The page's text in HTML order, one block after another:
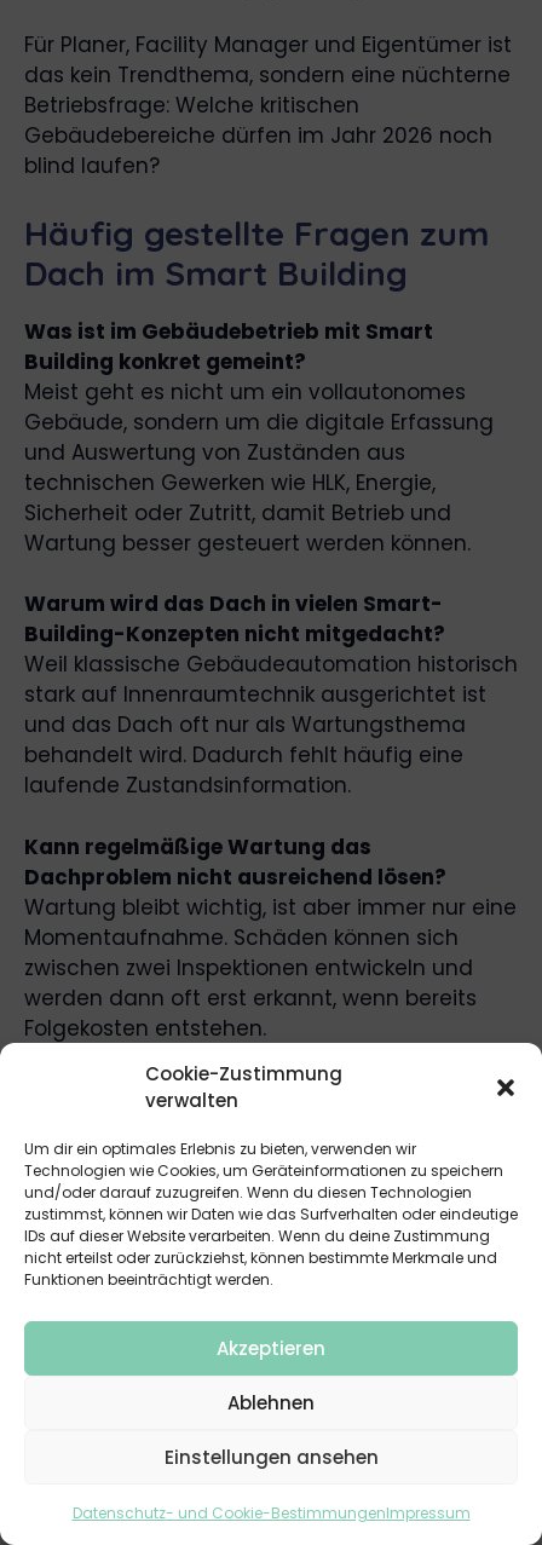
Cookie-Zustimmung
verwalten
Um dir ein optimales Erlebnis zu bieten, verwenden wir
Technologien wie Cookies, um Geräteinformationen zu speichern
und/oder darauf zuzugreifen. Wenn du diesen Technologien
zustimmst, können wir Daten wie das Surfverhalten oder eindeutige
IDs auf dieser Website verarbeiten. Wenn du deine Zustimmung
nicht erteilst oder zurückziehst, können bestimmte Merkmale und
Funktionen beeinträchtigt werden.
Akzeptieren
Ablehnen
Einstellungen ansehen
Datenschutz- und Cookie-BestimmungenImpressum
Für Planer, Facility Manager und Eigentümer ist
das kein Trendthema, sondern eine nüchterne
Betriebsfrage: Welche kritischen
Gebäudebereiche dürfen im Jahr 2026 noch
blind laufen?
Häufig gestellte Fragen zum
Dach im Smart Building
Was ist im Gebäudebetrieb mit Smart
Building konkret gemeint?
Meist geht es nicht um ein vollautonomes
Gebäude, sondern um die digitale Erfassung
und Auswertung von Zuständen aus
technischen Gewerken wie HLK, Energie,
Sicherheit oder Zutritt, damit Betrieb und
Wartung besser gesteuert werden können.
Warum wird das Dach in vielen Smart-
Building-Konzepten nicht mitgedacht?
Weil klassische Gebäudeautomation historisch
stark auf Innenraumtechnik ausgerichtet ist
und das Dach oft nur als Wartungsthema
behandelt wird. Dadurch fehlt häufig eine
laufende Zustandsinformation.
Kann regelmäßige Wartung das
Dachproblem nicht ausreichend lösen?
Wartung bleibt wichtig, ist aber immer nur eine
Momentaufnahme. Schäden können sich
zwischen zwei Inspektionen entwickeln und
werden dann oft erst erkannt, wenn bereits
Folgekosten entstehen.
Für welche Gebäude lohnt sich Flachdach-
Vor allem für große Gewerbedächer, Logistik-
und öffentliche Gebäude, sensible Nutzungen
sowie Dächer mit komplexem Aufbau wie PV-
oder Gründachsystemen.
Dachwartung?
Nein. Monitoring ersetzt keine Wartung,
sondern ergänzt sie. Es schafft zusätzliche
Wartungsintervallen und kann helfen,